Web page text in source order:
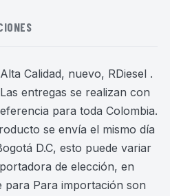
Calidad, nuevo, RDiesel .
entregas se realizan con
para toda Colombia.
se envía el mismo día
D.C, esto puede variar
de elección, en
para Para importación son